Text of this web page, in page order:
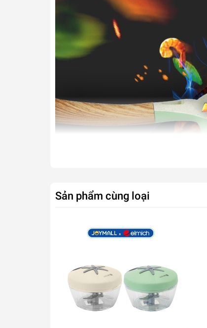
Sản phẩm cùng loại